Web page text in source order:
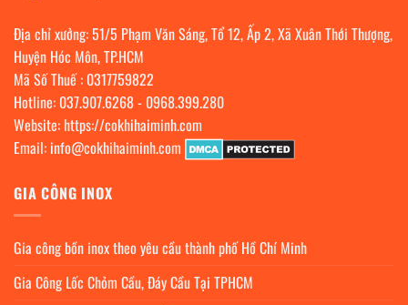
Địa chỉ xưởng: 51/5 Phạm Văn Sáng, Tổ 12, Ấp 2, Xã Xuân Thới Thượng,
Huyện Hóc Môn, TP.HCM
Mã Số Thuế : 0317759822
Hotline: 037.907.6268- 0968.399.280
Website: https://cokhihaiminh.com
Email: info@cokhihaiminh.com
GIA CÔNG INOX
Gia công bồn inox theo yêu cầu thành phố Hồ Chí Minh
Gia Công Lốc Chỏm Cầu, Đáy Cầu Tại TPHCM